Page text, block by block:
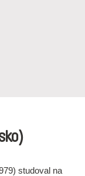
studoval na